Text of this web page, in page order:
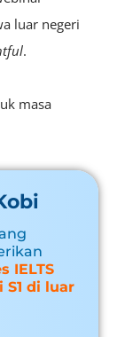
luar negeri
.
masa
IELTS
S1 di luar